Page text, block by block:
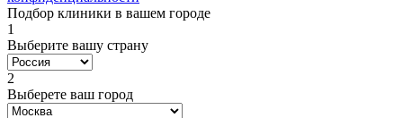
Подбор клиники в вашем городе
1
Выберите вашу страну
2
Выберете ваш город